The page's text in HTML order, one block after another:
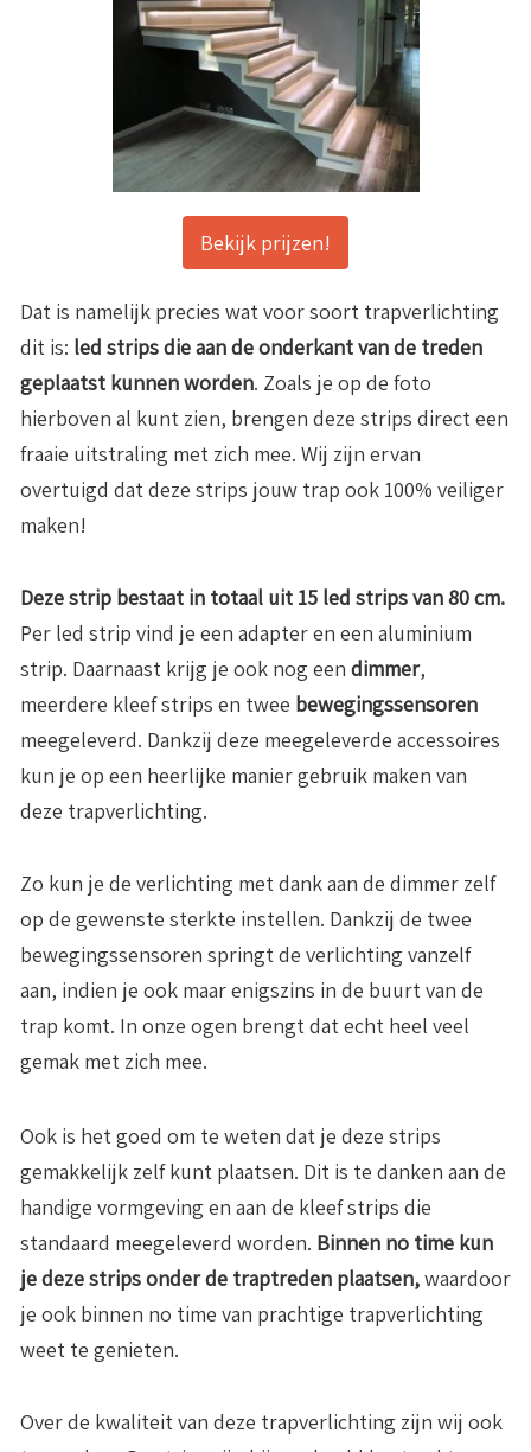
Bekijk prijzen!
Dat is namelijk precies wat voor soort trapverlichting
dit is: led strips die aan de onderkant van de treden
geplaatst kunnen worden. Zoals je op de foto
hierboven al kunt zien, brengen deze strips direct een
fraaie uitstraling met zich mee. Wij zijn ervan
overtuigd dat deze strips jouw trap ook 100% veiliger
maken!
Deze strip bestaat in totaal uit 15 led strips van 80 cm.
Per led strip vind je een adapter en een aluminium
strip. Daarnaast krijg je ook nog een dimmer,
meerdere kleef strips en twee bewegingssensoren
meegeleverd. Dankzij deze meegeleverde accessoires
kun je op een heerlijke manier gebruik maken van
deze trapverlichting.
Zo kun je de verlichting met dank aan de dimmer zelf
op de gewenste sterkte instellen. Dankzij de twee
bewegingssensoren springt de verlichting vanzelf
aan, indien je ook maar enigszins in de buurt van de
trap komt. In onze ogen brengt dat echt heel veel
gemak met zich mee.
Ook is het goed om te weten dat je deze strips
gemakkelijk zelf kunt plaatsen. Dit is te danken aan de
handige vormgeving en aan de kleef strips die
standaard meegeleverd worden. Binnen no time kun
je deze strips onder de traptreden plaatsen,waardoor
je ook binnen no time van prachtige trapverlichting
weet te genieten.
Over de kwaliteit van deze trapverlichting zijn wij ook